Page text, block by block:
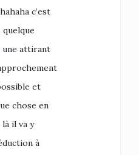
c’est
quelque
une attirant
et
chose en
il va y
à